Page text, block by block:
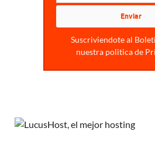
Suscriviendote al
nuestra politica de